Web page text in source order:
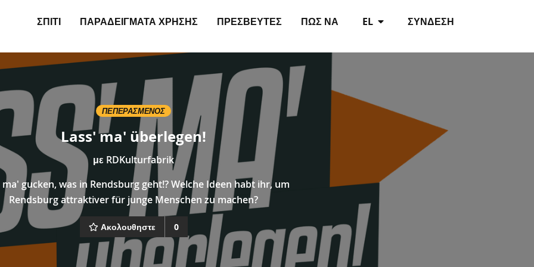
ΣΎΝΔΕΣΗ
EL
ΣΠΊΤΙ ΠΑΡΑΔΕΊΓΜΑΤΑ ΧΡΉΣΗΣ ΠΡΕΣΒΕΥΤΈΣ ΠΏΣ ΝΑ
ΠΕΠΕΡΑΣΜΈΝΟΣ
Lass' ma' überlegen!
με RDKulturfabrik
ma' gucken, was in Rendsburg geht!? Welche Ideen habt ihr, um
Rendsburg attraktiver für junge Menschen zu machen?
Ακολουθηστε 0